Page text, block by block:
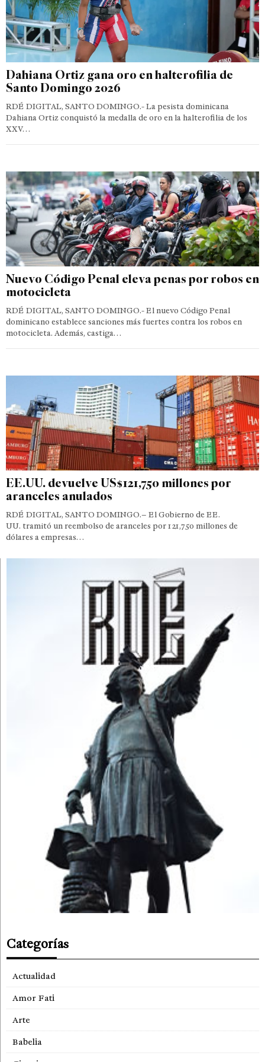
Dahiana Ortiz gana oro en halterofilia de
Santo Domingo 2026
RDÉ DIGITAL, SANTO DOMINGO.- La pesista dominicana
Dahiana Ortiz conquistó la medalla de oro en la halterofilia de los
XXV…
Nuevo Código Penal eleva penas por robos en
motocicleta
RDÉ DIGITAL, SANTO DOMINGO.- El nuevo Código Penal
dominicano establece sanciones más fuertes contra los robos en
motocicleta. Además, castiga…
EE.UU. devuelve US$121,750 millones por
aranceles anulados
RDÉ DIGITAL, SANTO DOMINGO.– El Gobierno de EE.
UU. tramitó un reembolso de aranceles por 121,750 millones de
dólares a empresas…
Categorías
Actualidad
Amor Fati
Arte
Babelia